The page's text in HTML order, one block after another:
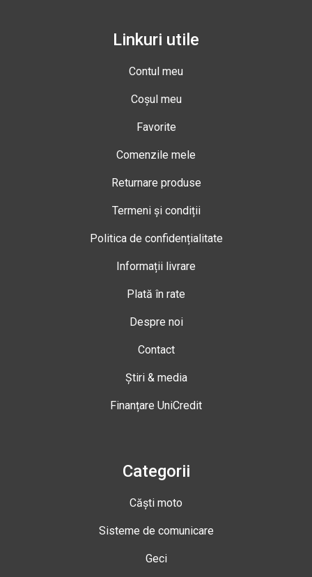
Linkuri utile
Contul meu
Coșul meu
Favorite
Comenzile mele
Returnare produse
Termeni și condiții
Politica de confidențialitate
Informații livrare
Plată în rate
Despre noi
Contact
Știri & media
Finanțare UniCredit
Categorii
Căști moto
Sisteme de comunicare
Geci